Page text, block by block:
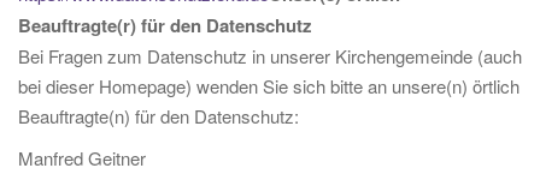
Beauftragte(r) für den Datenschutz
Bei Fragen zum Datenschutz in unserer Kirchengemeinde (auch
bei dieser Homepage) wenden Sie sich bitte an unsere(n) örtlich
Beauftragte(n) für den Datenschutz:
Manfred Geitner